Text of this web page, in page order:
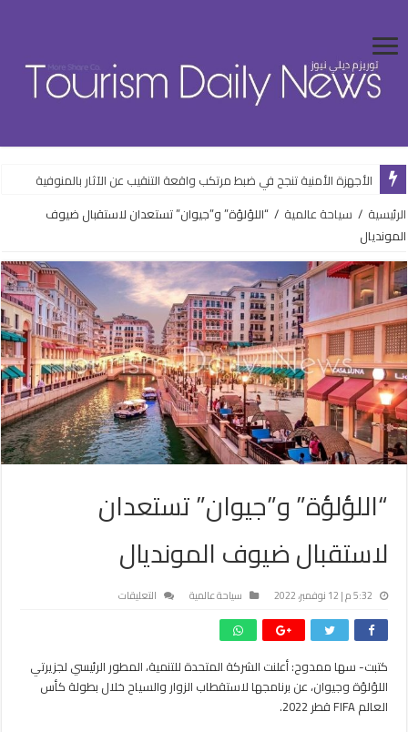
الأجهزة الأمنية تنجح في ضبط مرتكب واقعة التنقيب عن الآثار بالمنوفية
الرئيسية / سياحة عالمية / “اللؤلؤة” و”جيوان” تستعدان لاستقبال ضيوف
المونديال
“اللؤلؤة” و”جيوان” تستعدان
لاستقبال ضيوف المونديال
5:32 م | 12 نوفمبر، 2022 سياحة عالمية التعليقات
لاستقبال
ضيوف
كتبت- سها ممدوح: أعلنت الشركة المتحدة للتنمية، المطور الرئيسي لجزيرتي
اللؤلؤة وجيوان، عن برنامجها لاستقطاب الزوار والسياح خلال بطولة كأس
العالم FIFA قطر 2022.